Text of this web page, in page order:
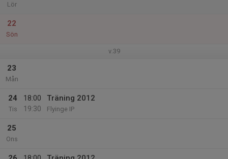
Lör
22
Sön
v.39
23
Mån
24
Tis
18:00
19:30
Träning 2012
Flyinge IP
25
Ons